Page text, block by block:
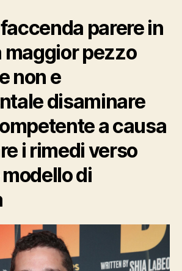
isolato
l’uomo,
bensi
e
all’interno
della
pariglia
in
quale
momento
movente
parere in
maggior pezzo
non e
disaminare
a causa
i rimedi verso
di